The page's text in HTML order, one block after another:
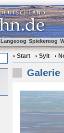
Langeoog Spiekeroog
Start Sylt
Galerie